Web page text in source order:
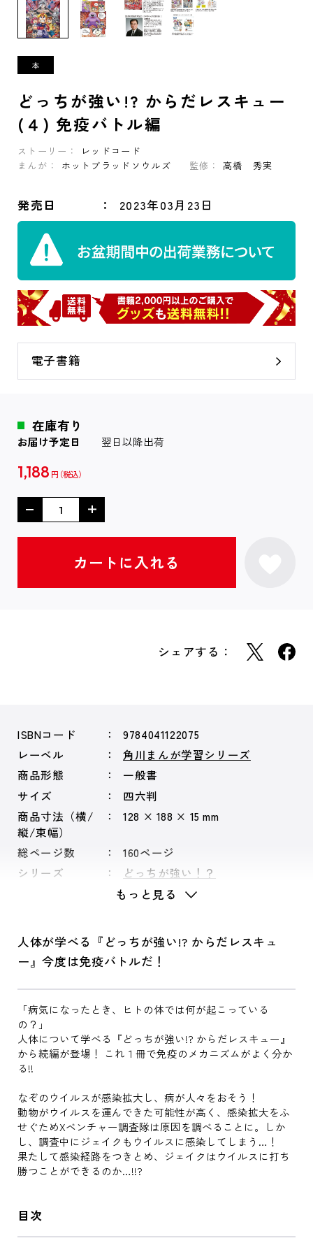
どっちが強い!? からだレスキュー
(４) 免疫バトル編
ストーリー：
レッドコード
まんが：
ホットブラッドソウルズ 監修： 高橋 秀実
発売日 2023年03月23日
電子書籍
在庫有り
お届け予定日 翌日以降出荷
1,188 円
シェアする：
ISBNコード
9784041122075
レーベル
角川まんが学習シリーズ
商品形態
一般書
サイズ
四六判
商品寸法（横/
縦/束幅）
128 × 188 × 15 mm
総ページ数
160ページ
シリーズ
どっちが強い！？
もっと見る
人体が学べる『どっちが強い!? からだレスキュ
ー』今度は免疫バトルだ！
「病気になったとき、ヒトの体では何が起こっている
の？」
人体について学べる『どっちが強い!? からだレスキュー』
から続編が登場！ これ１冊で免疫のメカニズムがよく分か
る!!
なぞのウイルスが感染拡大し、病が人々をおそう！
動物がウイルスを運んできた可能性が高く、感染拡大をふ
せぐためXベンチャー調査隊は原因を調べることに。しか
し、調査中にジェイクもウイルスに感染してしまう…！
果たして感染経路をつきとめ、ジェイクはウイルスに打ち
勝つことができるのか…!!?
目次